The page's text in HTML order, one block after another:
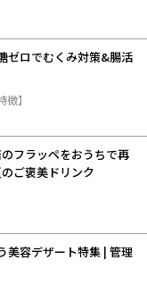
ゼロでむくみ対策&腸活
】
フラッペをおうちで再
ご褒美ドリンク
美容デザート特集 | 管理